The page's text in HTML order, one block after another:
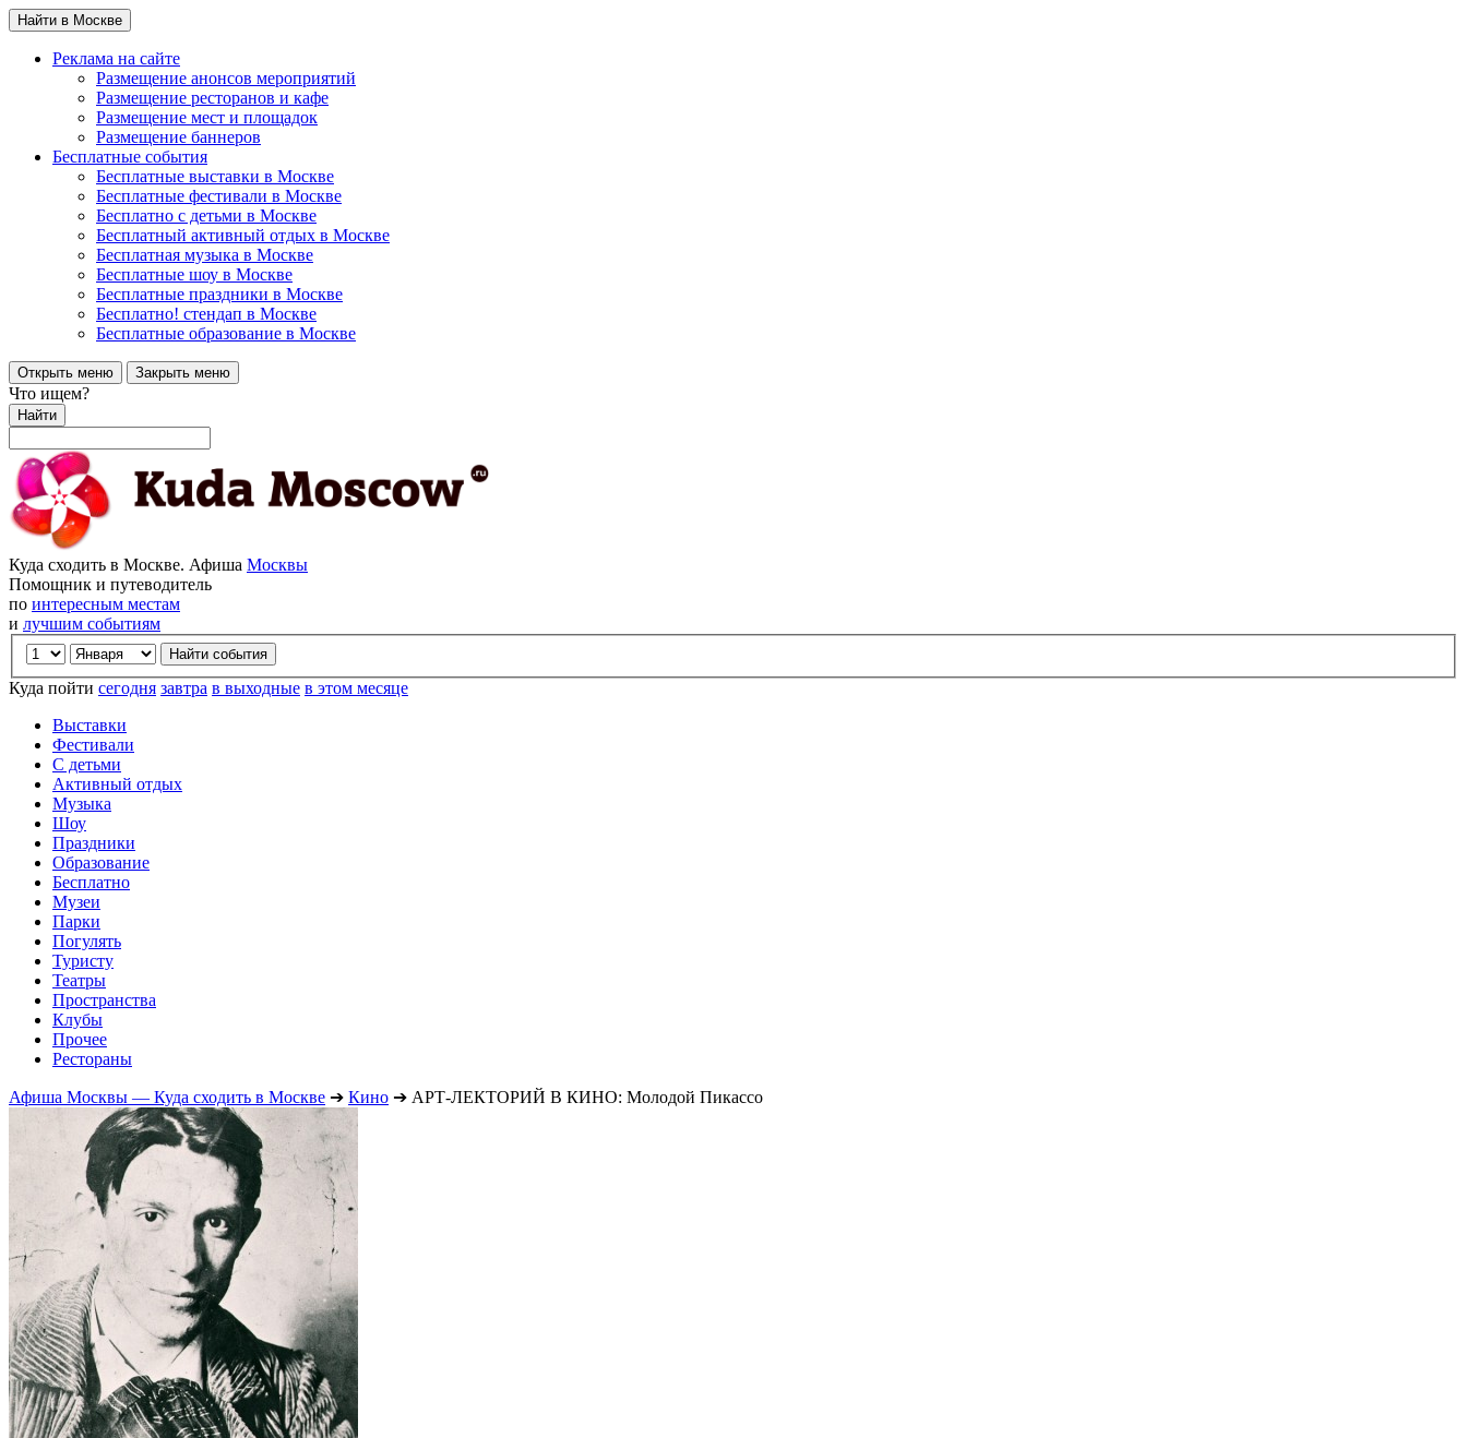
Найти в Москве
Реклама на сайте
Размещение анонсов мероприятий
Размещение ресторанов и кафе
Размещение мест и площадок
Размещение баннеров
Бесплатные события
Бесплатные выставки в Москве
Бесплатные фестивали в Москве
Бесплатно с детьми в Москве
Бесплатный активный отдых в Москве
Бесплатная музыка в Москве
Бесплатные шоу в Москве
Бесплатные праздники в Москве
Бесплатно! стендап в Москве
Бесплатные образование в Москве
Открыть меню Закрыть меню
Что ищем?
Найти
Куда сходить в Москве. Афиша Москвы
Помощник и путеводитель
по интересным местам
и лучшим событиям
Куда пойти сегодня завтра в выходные в этом месяце
Выставки
Фестивали
С детьми
Активный отдых
Музыка
Шоу
Праздники
Образование
Бесплатно
Музеи
Парки
Погулять
Туристу
Театры
Пространства
Клубы
Прочее
Рестораны
Афиша Москвы — Куда сходить в Москве ➔ Кино ➔ АРТ-ЛЕКТОРИЙ В КИНО: Молодой Пикассо